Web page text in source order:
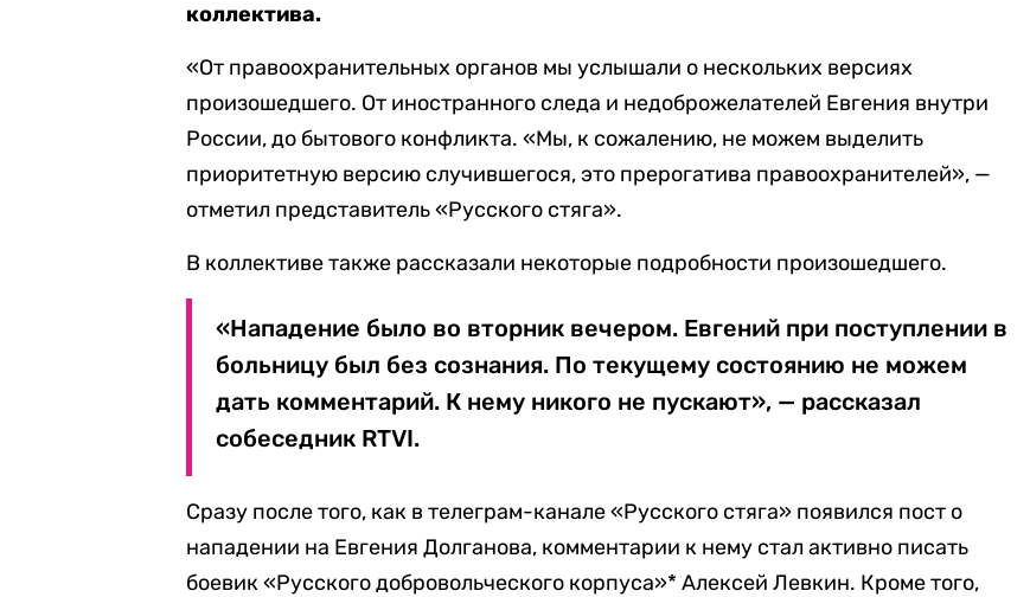
коллектива.
«От правоохранительных органов мы услышали о нескольких версиях
произошедшего. От иностранного следа и недоброжелателей Евгения внутри
России, до бытового конфликта. «Мы, к сожалению, не можем выделить
приоритетную версию случившегося, это прерогатива правоохранителей», —
отметил представитель «Русского стяга».
В коллективе также рассказали некоторые подробности произошедшего.
«Нападение было во вторник вечером. Евгений при поступлении в
больницу был без сознания. По текущему состоянию не можем
дать комментарий. К нему никого не пускают», — рассказал
собеседник RTVI.
Сразу после того, как в телеграм-канале «Русского стяга» появился пост о
нападении на Евгения Долганова, комментарии к нему стал активно писать
боевик «Русского добровольческого корпуса»* Алексей Левкин. Кроме того,